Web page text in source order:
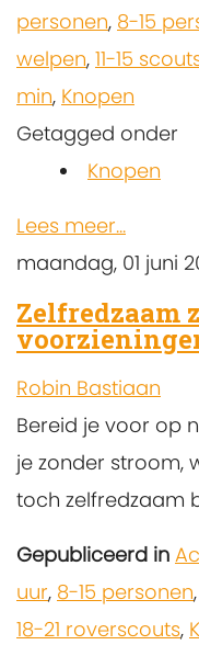
personen, 8-15
welpen, 11-15
min, Knopen
Getagged onder
Knopen
Lees meer...
maandag, 01 juni
Zelfredzaam
Robin Bastiaan
Bereid je voor op
je zonder stroom,
toch zelfredzaam
Gepubliceerd in
uur, 8-15 personen,
18-21 roverscouts,